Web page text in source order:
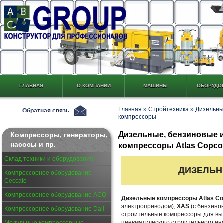
ГЛАВНАЯ О КОМПАНИИ МАШИНЫ
Обратная связь
Компрессоры, генераторы,
насосы и пр.
Склад техники и оборудования
Компрессорное оборудование
Ceccato
Компрессорное оборудование АСО
Компрессорное оборудование Dali
Главная » Стройтехника »
компрессоры
Дизельные, бензиновые
компрессоры Atlas Copco
Дизельные компрессоры Atlas
электроприводом), XAS (с
строительные компрессоры для